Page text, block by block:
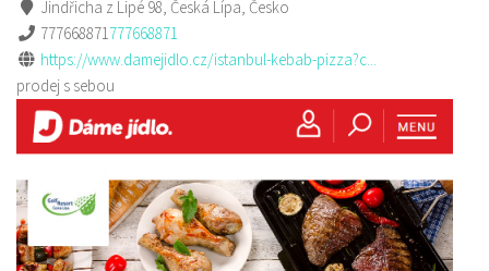
Jindřicha z Lipé 98, Česká Lípa, Česko
777668871777668871
https://www.damejidlo.cz/istanbul-kebab-pizza?c...
prodej s sebou